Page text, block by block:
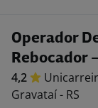
Operador
Rebocador
4,2
Gravataí - RS